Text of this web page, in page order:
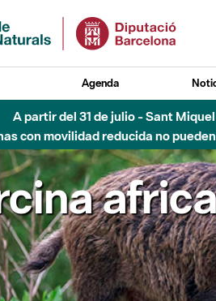
Agenda
A partir del 31 de julio - Sant
con movilidad reducida no